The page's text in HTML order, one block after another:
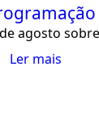
agosto
Ler mais